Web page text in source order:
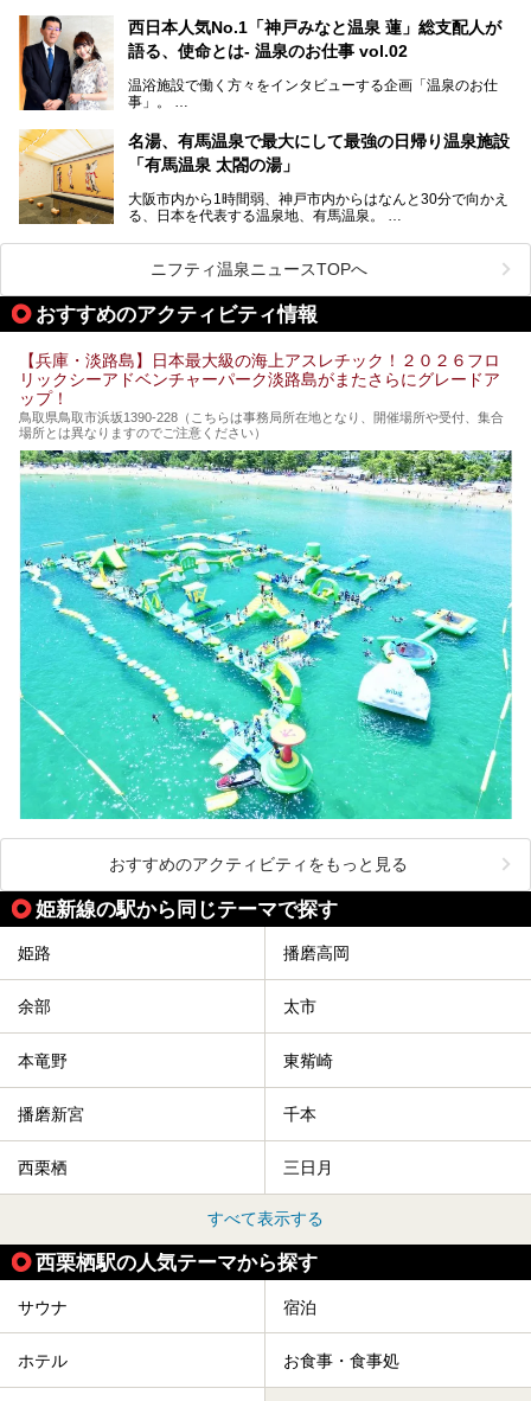
華街をはじめ、きらびやかに発展したハーバーランドなど、
人気観光スポットもめじろ押しです。
そして、温泉好きの視点から見ると、神戸市といえば何とい
湯です。そのお湯をリーズナブルに体験できる健康ランドや
スーパー銭湯があったら……。今回はそんな希望に沿う施設
きます！
西日本人気No.1「神戸みなと温泉 蓮」総支配人が
語る、使命とは- 温泉のお仕事 vol.02
温浴施設で働く方々をインタビューする企画「温泉のお仕
事」。
ング西日本1位、2年連続「ベストオブ宿泊賞」に輝いた
「神戸みなと温泉 蓮」の魅力に迫りました！
名湯、有馬温泉で最大にして最強の日帰り温泉施設
「有馬温泉 太閤の湯」
大阪市内から1時間弱、神戸市内からはなんと30分で向かえ
る、日本を代表する温泉地、有馬温泉。
有名な「金泉」と「銀泉」に加え、人工のの炭酸泉まで楽し
める、ある意味「最強」ともいえる施設です。
今回は自慢のお湯をメインにその魅力の数々を紹介します！
ニフティ温泉ニュースTOPへ
おすすめのアクティビティ情報
【兵庫・淡路島】日本最大級の海上アスレチック！２０２６フロ
リックシーアドベンチャーパーク淡路島がまたさらにグレードア
ップ！
鳥取県鳥取市浜坂1390‐228（こちらは事務局所在地となり、開催場所や受付、集合
場所とは異なりますのでご注意ください）
おすすめのアクティビティをもっと見る
姫新線の駅から同じテーマで探す
姫路 播磨高岡
余部 太市
本竜野 東觜崎
播磨新宮 千本
西栗栖 三日月
すべて表示する
西栗栖駅の人気テーマから探す
サウナ 宿泊
ホテル お食事・食事処